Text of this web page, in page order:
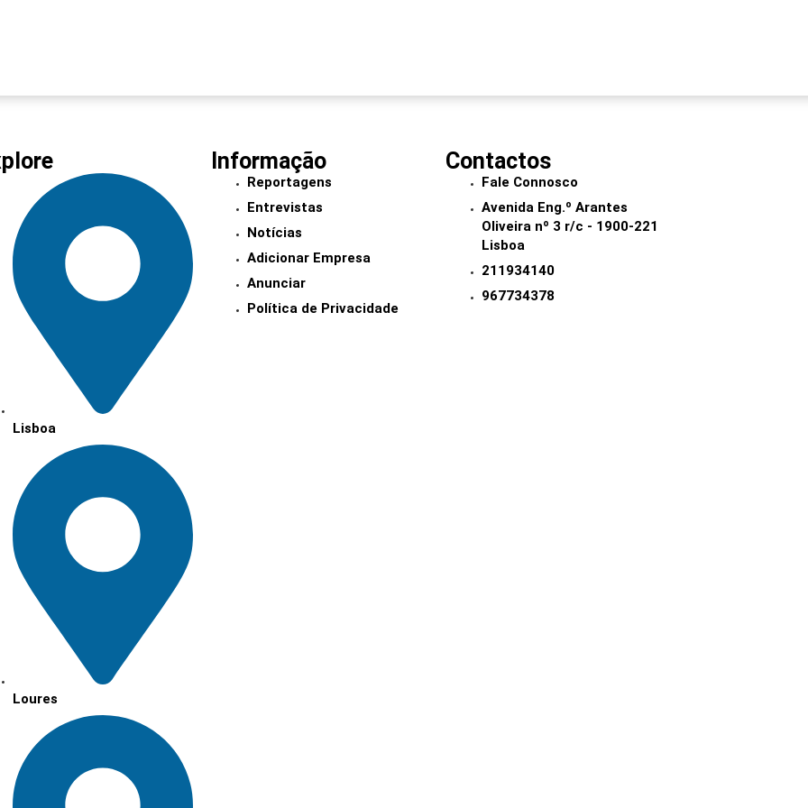
Lisboa
Loures
Informação
Reportagens
Entrevistas
Notícias
Adicionar Empresa
Anunciar
Política de Privacidade
Contactos
Fale Connosco
Avenida Eng.º Arantes
Oliveira nº 3 r/c - 1900-221
Lisboa
211934140
967734378